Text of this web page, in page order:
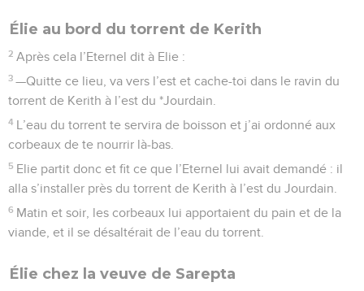
Élie au bord du torrent de Kerith
2 Après cela l’Eternel dit à Elie :
3 —Quitte ce lieu, va vers l’est et cache-toi dans le ravin du
torrent de Kerith à l’est du *Jourdain.
4 L’eau du torrent te servira de boisson et j’ai ordonné aux
corbeaux de te nourrir là-bas.
5 Elie partit donc et fit ce que l’Eternel lui avait demandé : il
alla s’installer près du torrent de Kerith à l’est du Jourdain.
6 Matin et soir, les corbeaux lui apportaient du pain et de la
viande, et il se désaltérait de l’eau du torrent.
Élie chez la veuve de Sarepta